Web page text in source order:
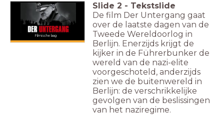
Filmische laag
Slide 2 - Tekstslide
De film Der Untergang gaat
over de laatste dagen van de
Tweede Wereldoorlog in
Berlijn. Enerzijds krijgt de
kijker in de Führerbunker de
wereld van de nazi-elite
voorgeschoteld, anderzijds
zien we de buitenwereld in
Berlijn: de verschrikkelijke
gevolgen van de beslissingen
van het naziregime.